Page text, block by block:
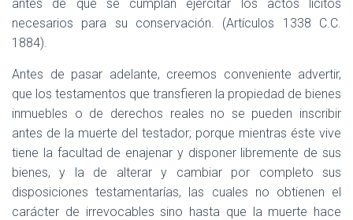
antes de que se cumplan ejercitar los actos lícitos
necesarios para su conservación. (Artículos 1338 C.C.
1884).
Antes de pasar adelante, creemos conveniente advertir,
que los testamentos que transfieren la propiedad de bienes
inmuebles o de derechos reales no se pueden inscribir
antes de la muerte del testador; porque mientras éste vive
tiene la facultad de enajenar y disponer libremente de sus
bienes, y la de alterar y cambiar por completo sus
disposiciones testamentarías, las cuales no obtienen el
carácter de irrevocables sino hasta que la muerte hace